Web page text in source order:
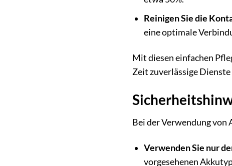
Reinigen Sie die
eine optimale
Mit diesen einfachen
Zeit zuverlässige
Bei der Verwendung von
Verwenden Sie nur
vorgesehenen